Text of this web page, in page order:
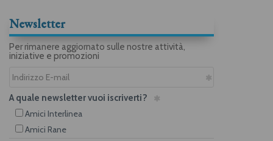
Newsletter
Per rimanere aggiornato sulle nostre attività,
iniziative e promozioni
A quale newsletter vuoi iscriverti?
Amici Interlinea
Amici Rane